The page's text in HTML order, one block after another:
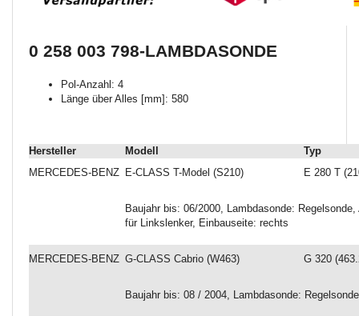
0 258 003 798-LAMBDASONDE
Pol-Anzahl: 4
Länge über Alles [mm]: 580
Hersteller Modell
Typ
MERCEDES-BENZ E-CLASS T-Model (S210) E 280 T
Baujahr bis: 06/2000, Lambdasonde:
für Linkslenker, Einbauseite: rechts
MERCEDES-BENZ G-CLASS Cabrio (W463) G 320
Baujahr bis: 08 / 2004, Lambdasonde: